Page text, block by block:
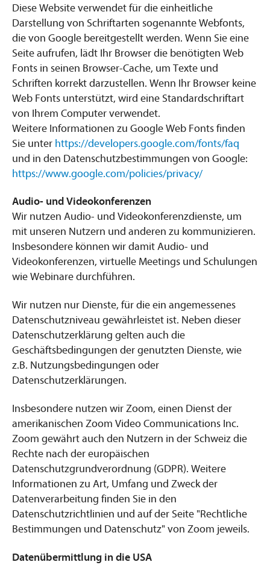
Diese Website verwendet für die einheitliche
Darstellung von Schriftarten sogenannte Webfonts,
die von Google bereitgestellt werden. Wenn Sie eine
Seite aufrufen, lädt Ihr Browser die benötigten Web
Fonts in seinen Browser-Cache, um Texte und
Schriften korrekt darzustellen. Wenn Ihr Browser keine
Web Fonts unterstützt, wird eine Standardschriftart
von Ihrem Computer verwendet.
Weitere Informationen zu Google Web Fonts finden
Sie unter https://developers.google.com/fonts/faq
und in den Datenschutzbestimmungen von Google:
https://www.google.com/policies/privacy/
Audio- und Videokonferenzen
Wir nutzen Audio- und Videokonferenzdienste, um
mit unseren Nutzern und anderen zu kommunizieren.
Insbesondere können wir damit Audio- und
Videokonferenzen, virtuelle Meetings und Schulungen
wie Webinare durchführen.
Wir nutzen nur Dienste, für die ein angemessenes
Datenschutzniveau gewährleistet ist. Neben dieser
Datenschutzerklärung gelten auch die
Geschäftsbedingungen der genutzten Dienste, wie
z.B. Nutzungsbedingungen oder
Datenschutzerklärungen.
Insbesondere nutzen wir Zoom, einen Dienst der
amerikanischen Zoom Video Communications Inc.
Zoom gewährt auch den Nutzern in der Schweiz die
Rechte nach der europäischen
Datenschutzgrundverordnung (GDPR). Weitere
Informationen zu Art, Umfang und Zweck der
Datenverarbeitung finden Sie in den
Datenschutzrichtlinien und auf der Seite "Rechtliche
Bestimmungen und Datenschutz" von Zoom jeweils.
Datenübermittlung in die USA